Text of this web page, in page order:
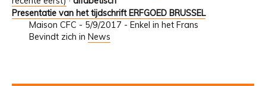
Presentatie van het tijdschrift ERFGOED BRUSSEL
Maison CFC - 5/9/2017 - Enkel in het Frans
Bevindt zich in News